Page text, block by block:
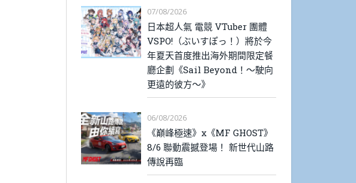
07/08/2026
日本超人氣 電競 VTuber 團體
VSPO!（ぶいすぽっ！）將於今
年夏天首度推出海外期間限定餐
廳企劃《Sail Beyond！～駛向
更遠的彼方～》
06/08/2026
《巔峰極速》x《MF GHOST》
8/6 聯動震撼登場！ 新世代山路
傳說再臨